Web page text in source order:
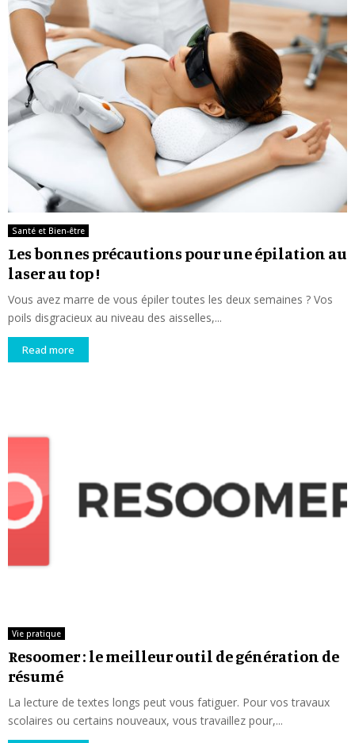
Santé et Bien-être
Les bonnes précautions pour une épilation au
laser au top !
Vous avez marre de vous épiler toutes les deux semaines ? Vos
poils disgracieux au niveau des aisselles,...
Read more
Vie pratique
Resoomer : le meilleur outil de génération de
résumé
La lecture de textes longs peut vous fatiguer. Pour vos travaux
scolaires ou certains nouveaux, vous travaillez pour,...